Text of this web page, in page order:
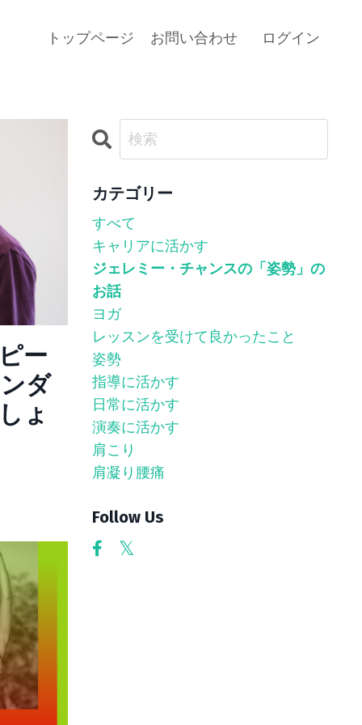
トップページ お問い合わせ ログイン
ー
ダ
ょ
カテゴリー
すべて
キャリアに活かす
ジェレミー・チャンスの「姿勢」の
お話
ヨガ
レッスンを受けて良かったこと
姿勢
指導に活かす
日常に活かす
演奏に活かす
肩こり
肩凝り腰痛
Follow Us